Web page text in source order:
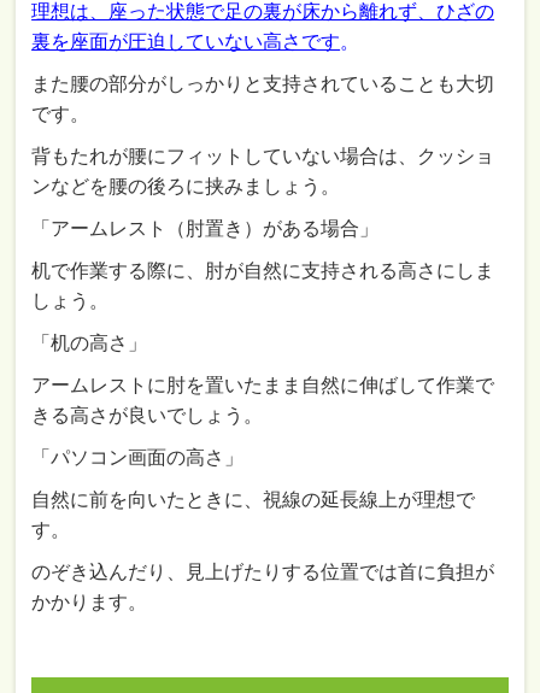
理想は、座った状態で足の裏が床から離れず、ひざの
裏を座面が圧迫していない高さです。
また腰の部分がしっかりと支持されていることも大切
です。
背もたれが腰にフィットしていない場合は、クッショ
ンなどを腰の後ろに挟みましょう。
「アームレスト（肘置き）がある場合」
机で作業する際に、肘が自然に支持される高さにしま
しょう。
「机の高さ」
アームレストに肘を置いたまま自然に伸ばして作業で
きる高さが良いでしょう。
「パソコン画面の高さ」
自然に前を向いたときに、視線の延長線上が理想で
す。
のぞき込んだり、見上げたりする位置では首に負担が
かかります。